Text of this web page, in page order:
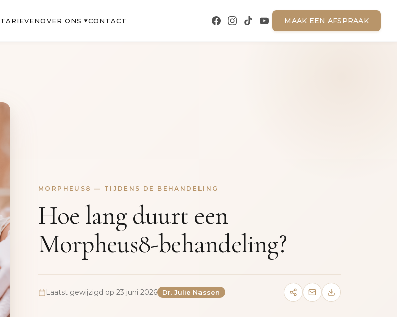
TARIEVENOVER ONS ▼CONTACT MAAK EEN AFSPRAAK
MORPHEUS8 — TIJDENS DE BEHANDELING
Hoe lang duurt een
Morpheus8-behandeling?
Laatst gewijzigd op 23 juni 2026 Dr. Julie Nassen